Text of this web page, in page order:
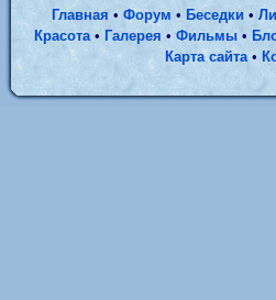
Главная • Форум• Беседки•
Красота• Галерея • Фильмы •
Карта сайта•